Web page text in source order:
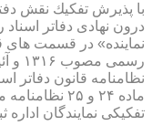
با پذیرش تفكیك نقش
درون نهادی دفاتر
نماینده» در قسمت های
ماده ۲۴ و
تفكیكی نمایندگان